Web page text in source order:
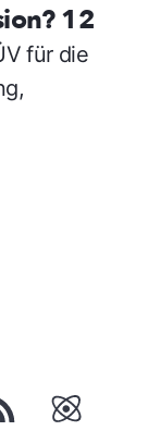
12
für die